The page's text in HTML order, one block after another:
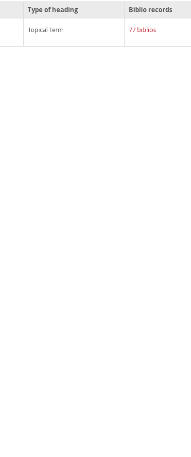
Type of heading Biblio records
Topical Term 77 biblios